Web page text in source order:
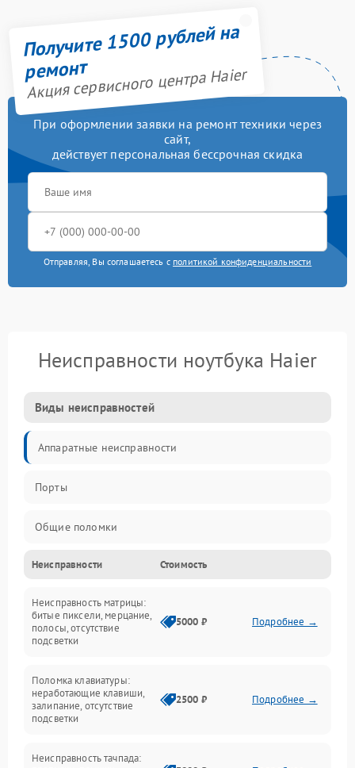
Получите 1500 рублей на
ремонт
Акция сервисного центра Haier
При оформлении заявки на ремонт техники через
сайт,
действует персональная бессрочная скидка
Отправляя, Вы соглашаетесь с политикой конфиденциальности
Неисправности ноутбука Haier
Виды неисправностей
Аппаратные неисправности
Порты
Общие поломки
Устройства
Программные ошибки
Электрические и системные сбои
Интерфейсные проблемы
Батарея
Сеть и интернет
Неисправности Стоимость
Неисправность матрицы:
битые пиксели, мерцание,
полосы, отсутствие
подсветки
5000 ₽ Подробнее →
Поломка клавиатуры:
неработающие клавиши,
залипание, отсутствие
подсветки
2500 ₽ Подробнее →
Неисправность тачпада: